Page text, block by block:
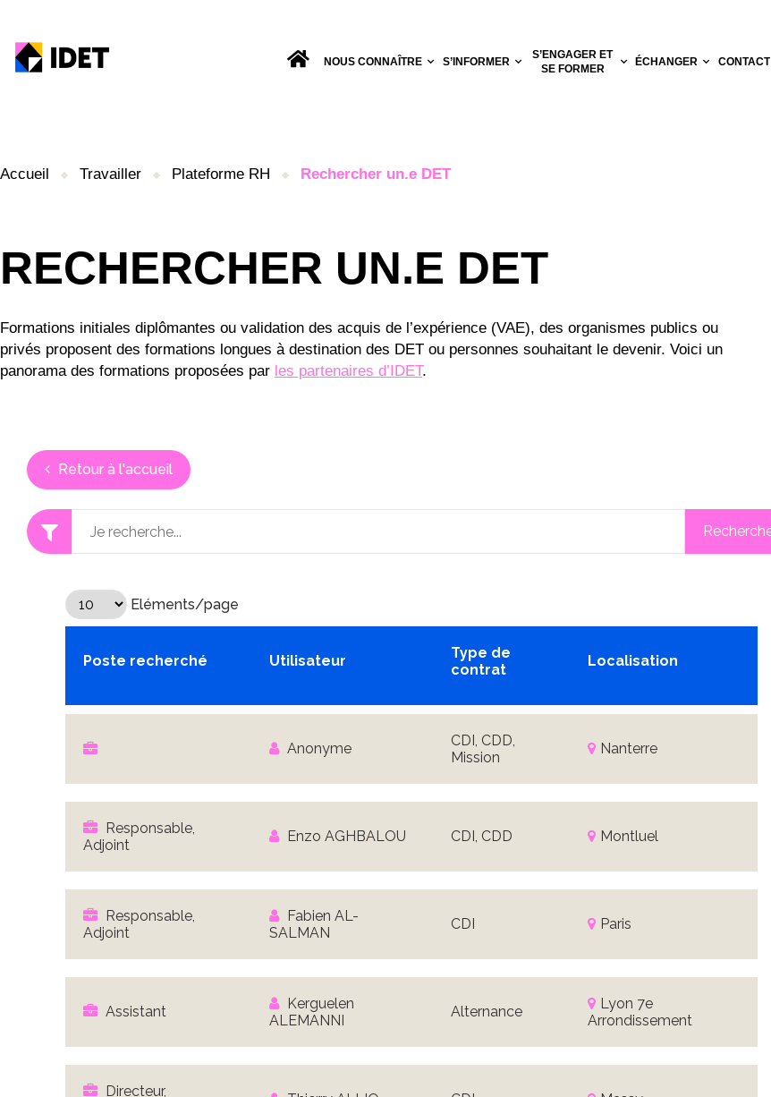
NOUS CONNAÎTRE S’INFORMER
S’ENGAGER ET
SE FORMER
ÉCHANGER CONTACT
Accueil Travailler Plateforme RH Rechercher un.e DET
RECHERCHER UN.E DET
Formations initiales diplômantes ou validation des acquis de l’expérience (VAE), des organismes publics ou
privés proposent des formations longues à destination des DET ou personnes souhaitant le devenir. Voici un
panorama des formations proposées par les partenaires d’IDET.